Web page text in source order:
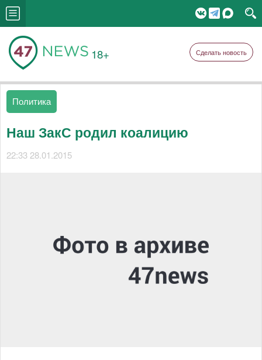
18+ Сделать новость
Политика
Наш ЗакС родил коалицию
22:33 28.01.2015